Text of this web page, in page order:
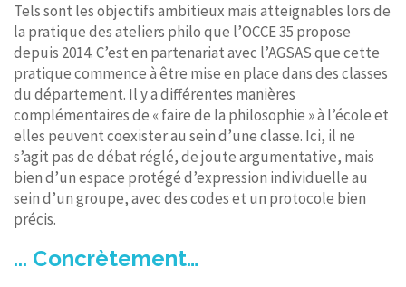
Tels sont les objectifs ambitieux mais atteignables lors de
la pratique des ateliers philo que l’OCCE 35 propose
depuis 2014. C’est en partenariat avec l’AGSAS que cette
pratique commence à être mise en place dans des classes
du département. Il y a différentes manières
complémentaires de « faire de la philosophie » à l’école et
elles peuvent coexister au sein d’une classe. Ici, il ne
s’agit pas de débat réglé, de joute argumentative, mais
bien d’un espace protégé d’expression individuelle au
sein d’un groupe, avec des codes et un protocole bien
précis.
... Concrètement…